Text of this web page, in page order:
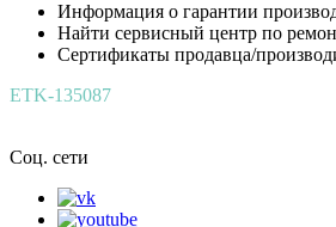
Информация о гарантии
Найти сервисный центр по
Сертификаты продавца/
ETK-135087
Соц. сети